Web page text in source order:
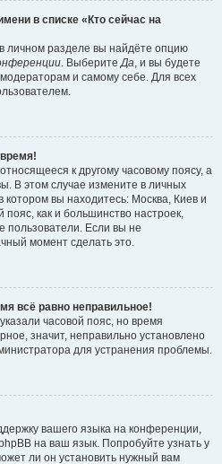
в списке «Кто сейчас на
личном разделе вы найдёте опцию
. ВыберитеДа, и вы будете
и самому себе. Для всех
к другому часовому поясу, а
В этом случае измените в личных
котором вы находитесь: Москва, Киев и
пояс, как и большинство настроек,
пользователи. Если вы не
момент сделать это.
всё равно неправильное!
часовой пояс, но время
значит, неправильно установлено
для устранения проблемы.
вашего языка на конференции,
на ваш язык. Попробуйте узнать у
ли он установить нужный вам